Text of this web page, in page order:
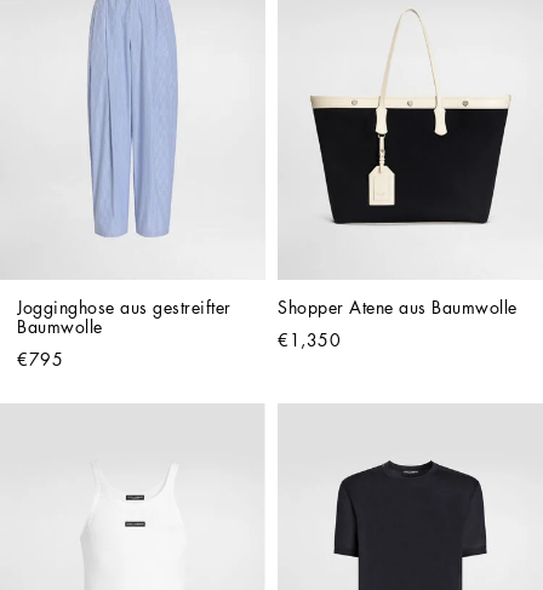
Jogginghose aus gestreifter
Baumwolle
€795
Shopper Atene aus Baumwolle
€1,350